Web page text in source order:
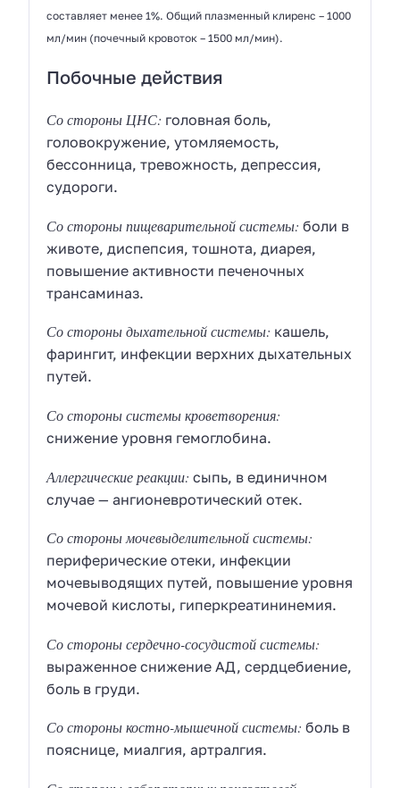
составляет менее 1%. Общий плазменный клиренс – 1000
мл/мин (почечный кровоток – 1500 мл/мин).
Побочные действия
Со стороны ЦНС: головная боль,
головокружение, утомляемость,
бессонница, тревожность, депрессия,
судороги.
Со стороны пищеварительной системы: боли в
животе, диспепсия, тошнота, диарея,
повышение активности печеночных
трансаминаз.
Со стороны дыхательной системы: кашель,
фарингит, инфекции верхних дыхательных
путей.
Со стороны системы кроветворения:
снижение уровня гемоглобина.
Аллергические реакции: сыпь, в единичном
случае — ангионевротический отек.
Со стороны мочевыделительной системы:
периферические отеки, инфекции
мочевыводящих путей, повышение уровня
мочевой кислоты, гиперкреатининемия.
Со стороны сердечно-сосудистой системы:
выраженное снижение АД, сердцебиение,
боль в груди.
Со стороны костно-мышечной системы: боль в
пояснице, миалгия, артралгия.